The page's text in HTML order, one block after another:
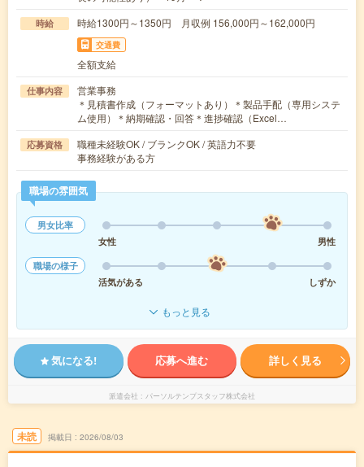
時給 時給1300円～1350円 月収例 156,000円～162,000円
交通費
全額支給
仕事内容
営業事務
＊見積書作成（フォーマットあり）＊製品手配（専用システ
ム使用）＊納期確認・回答＊進捗確認（Excel…
応募資格
職種未経験OK / ブランクOK / 英語力不要
事務経験がある方
職場の雰囲気
男女比率
女性
男性
職場の様子
活気がある
しずか
もっと見る
気になる! 応募へ進む 詳しく見る
派遣会社 パーソルテンプスタッフ株式会社
未読 掲載日 2026/08/03